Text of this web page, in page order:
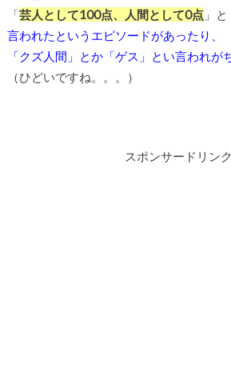
「芸人として100点、人間として0点」と
言われたというエピソードがあったり、
「クズ人間」とか「ゲス」とい言われが
（ひどいですね。。。）
スポンサードリンク